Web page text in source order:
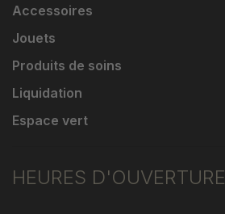
Accessoires
Jouets
Produits de soins
Liquidation
Espace vert
HEURES D'OUVERTURE